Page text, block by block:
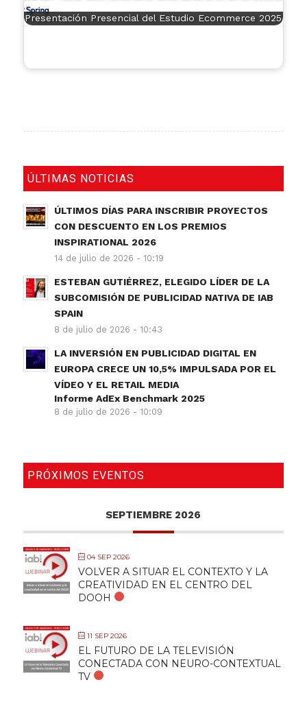
Presentación Presencial del Estudio Ecommerce 2025
ÚLTIMAS NOTICIAS
ÚLTIMOS DÍAS PARA INSCRIBIR PROYECTOS
CON DESCUENTO EN LOS PREMIOS
INSPIRATIONAL 2026
14 de julio de 2026 - 10:19
ESTEBAN GUTIÉRREZ, ELEGIDO LÍDER DE LA
SUBCOMISIÓN DE PUBLICIDAD NATIVA DE IAB
SPAIN
8 de julio de 2026 - 10:43
LA INVERSIÓN EN PUBLICIDAD DIGITAL EN
EUROPA CRECE UN 10,5% IMPULSADA POR EL
VÍDEO Y EL RETAIL MEDIA
Informe AdEx Benchmark 2025
8 de julio de 2026 - 10:09
PRÓXIMOS EVENTOS
SEPTIEMBRE 2026
04 SEP 2026
VOLVER A SITUAR EL CONTEXTO Y LA
CREATIVIDAD EN EL CENTRO DEL
DOOH
11 SEP 2026
EL FUTURO DE LA TELEVISIÓN
CONECTADA CON NEURO-CONTEXTUAL
TV